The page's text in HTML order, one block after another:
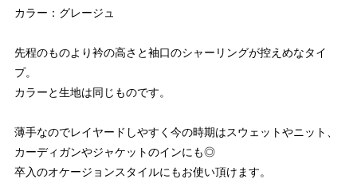
カラー：グレージュ
先程のものより衿の高さと袖口のシャーリングが控えめなタイ
プ。
カラーと生地は同じものです。
薄手なのでレイヤードしやすく今の時期はスウェットやニット、
カーディガンやジャケットのインにも◎
卒入のオケージョンスタイルにもお使い頂けます。